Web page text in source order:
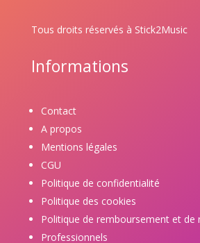
Tous droits réservés à Stick2Music
Informations
Contact
A propos
Mentions légales
CGU
Politique de confidentialité
Politique des cookies
Politique de remboursement et de
Professionnels